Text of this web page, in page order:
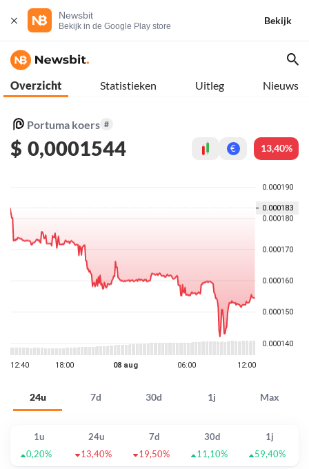
Newsbit
Bekijk in de Google Play store
Bekijk
Overzicht Statistieken Uitleg Nieuws
Portuma koers #
$ 0,0001544 € 13,40%
24u 7d 30d 1j Max
1u 24u 7d 30d
1j
0,20%
13,40% 19,50% 11,10% 59,40%